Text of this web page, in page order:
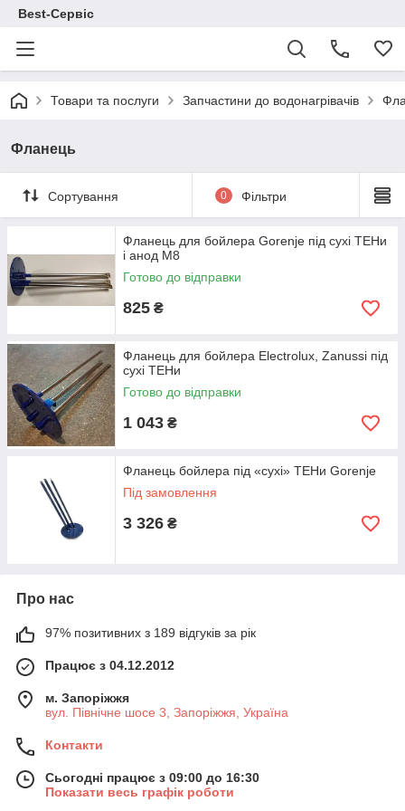
Best-Сервіс
Товари та послуги Запчастини до водонагрівачів
Фланець
Сортування 0 Фільтри
Фланець для бойлера Gorenje під сухі ТЕНи
і анод М8
Готово до відправки
825 ₴
Фланець для бойлера Electrolux, Zanussi під
сухі ТЕНи
Готово до відправки
1 043 ₴
Фланець бойлера під «сухі» ТЕНи Gorenje
Під замовлення
3 326 ₴
Про нас
97% позитивних з 189 відгуків за рік
Працює з 04.12.2012
м. Запоріжжя
вул. Північне шосе 3, Запоріжжя, Україна
Контакти
Сьогодні працює з 09:00 до 16:30
Показати весь графік роботи